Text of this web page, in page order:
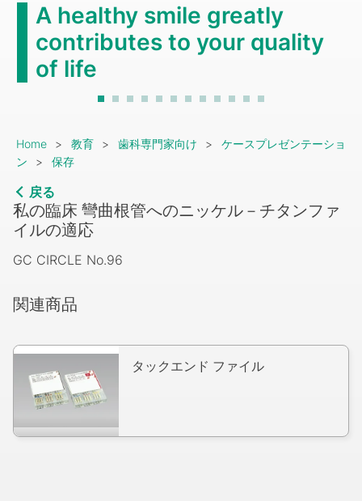
A healthy smile greatly
contributes to your quality
of life
Breadcrumb
Home 教育 歯科専門家向け
ケースプレゼンテーショ
ン
保存
戻る
私の臨床 彎曲根管へのニッケル－チタンファ
イルの適応
GC CIRCLE No.96
関連商品
タックエンド ファイル